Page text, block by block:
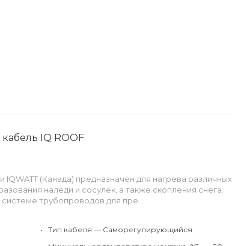
IQ ROOF
(Канада) предназначен для нагрева различных
наледи и сосулек, а также скопления снега.
трубопроводов для пре...
•
Тип кабеля — Саморегулирующийся